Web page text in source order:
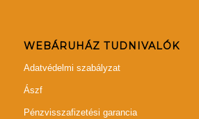
WEBÁRUHÁZ TUDNIVALÓK
Adatvédelmi szabályzat
Ászf
Pénzvisszafizetési garancia